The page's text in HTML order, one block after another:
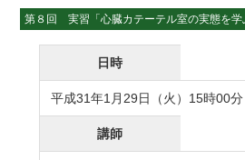
第８回 実習「心臓カテーテル室の実態を
日時
平成31年1月29日（火）15時00
講師